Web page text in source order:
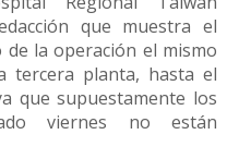
que muestra el
la operación el mismo
tercera planta, hasta el
que supuestamente los
viernes no están